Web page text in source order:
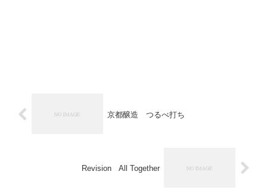
京都醸造 つるべ打ち
Revision All Together